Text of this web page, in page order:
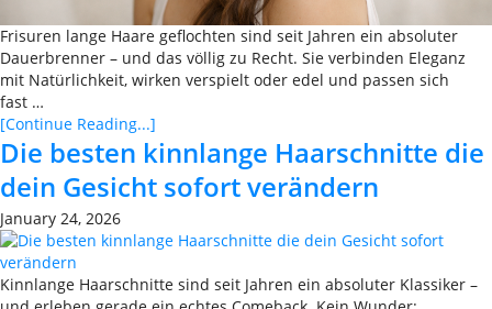
Frisuren lange Haare geflochten sind seit Jahren ein absoluter
Dauerbrenner – und das völlig zu Recht. Sie verbinden Eleganz
mit Natürlichkeit, wirken verspielt oder edel und passen sich
fast …
[Continue Reading...]
Die besten kinnlange Haarschnitte die
dein Gesicht sofort verändern
January 24, 2026
Kinnlange Haarschnitte sind seit Jahren ein absoluter Klassiker –